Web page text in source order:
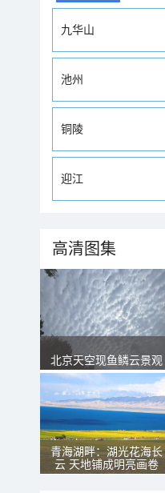
九华山
池州
铜陵
迎江
高清图集
北京天空现鱼鳞云景观
青海湖畔：湖光花海长
云 天地铺成明亮画卷